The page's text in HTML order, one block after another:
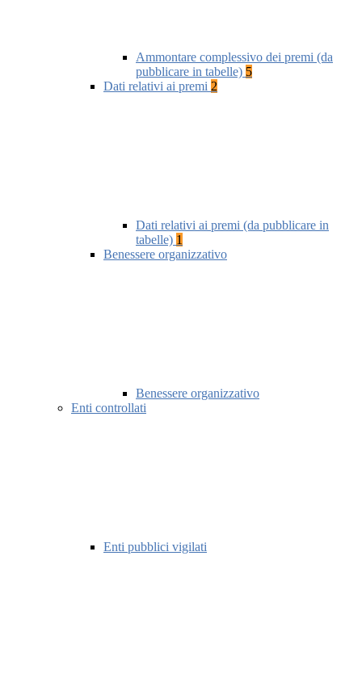
Ammontare complessivo dei premi (da
pubblicare in tabelle) 5
Dati relativi ai premi 2
Dati relativi ai premi (da pubblicare in
tabelle) 1
Benessere organizzativo
Benessere organizzativo
Enti controllati
Enti pubblici vigilati